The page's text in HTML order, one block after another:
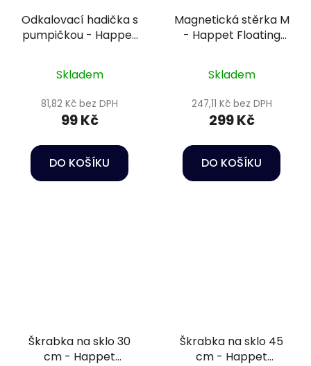
Odkalovací hadička s
pumpičkou - Happet
Skladem
81,82 Kč bez DPH
99 Kč
DO KOŠÍKU
Magnetická stěrka M
- Happet Floating
Skladem
247,11 Kč bez DPH
299 Kč
DO KOŠÍKU
Škrabka na sklo 30
cm - Happet
Škrabka na sklo 45
cm - Happet